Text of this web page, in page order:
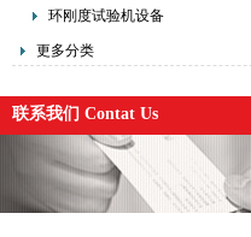
环刚度试验机设备
更多分类
联系我们 Contat Us